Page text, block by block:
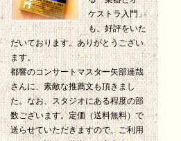
ケストラ入門」
も、好評をいた
だいております。ありがとうござい
ます。
都響のコンサートマスター矢部達哉
さんに、素敵な推薦文も頂きまし
た。なお、スタジオにある程度の部
数ございます。定価（送料無料）で
送らせていただきますので、ご利用